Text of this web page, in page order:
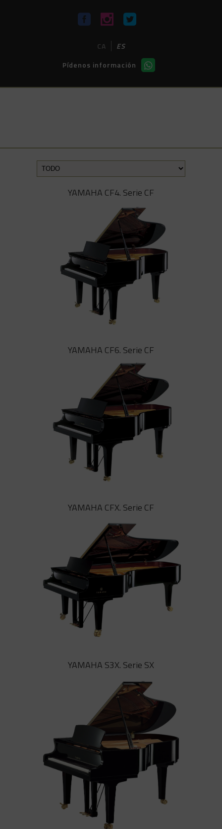
CA
ES
Pídenos información
YAMAHA CF4. Serie CF
El CF4 de 1,91 metros de largo cabe
en una sala de conciertos o en una
sala de estudio, pero con un sonido
sorprendentemente contundente
YAMAHA CF6. Serie CF
El CF6 de 212 centímetros suena
casi con el mismo volumen que un
piano de cola de concierto de 275
cm, aportando gran rapidez de
reacción y una enorme sensibilidad
YAMAHA CFX. Serie CF
YAMAHA CFX. Serie CF
El Gran Cola de Concierto CFX de
YAMAHA posee unos bajos
potentes proyectándose sobre el
sonido de cualquier orquesta
sinfónica en cualquiera de sus
registros, incluso en los auditorios
de mayores dimensiones
YAMAHA S3X. Serie SX